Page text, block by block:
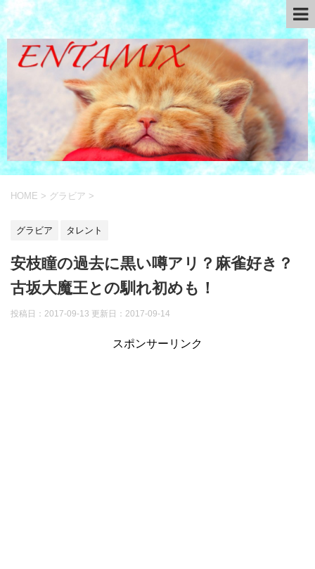
HOME > グラビア >
グラビア タレント
安枝瞳の過去に黒い噂アリ？麻雀好き？
古坂大魔王との馴れ初めも！
投稿日：2017-09-13 更新日： 2017-09-14
スポンサーリンク